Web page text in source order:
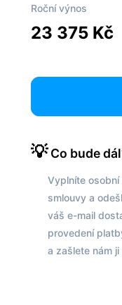
Roční výnos
23 375 Kč
💡Co bude
Vyplníte
smlouvy a
váš e-mail
provedení
a zašlete nám